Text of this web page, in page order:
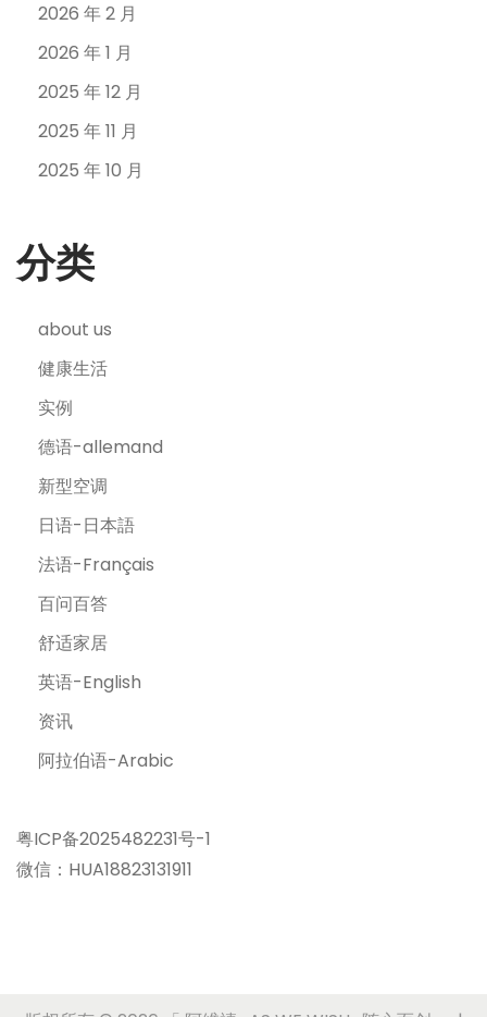
2026 年 2 月
2026 年 1 月
2025 年 12 月
2025 年 11 月
2025 年 10 月
分类
about us
健康生活
实例
德语-allemand
新型空调
日语-日本語
法语-Français
百问百答
舒适家居
英语-English
资讯
阿拉伯语-Arabic
粤ICP备2025482231号-1
微信：HUA18823131911